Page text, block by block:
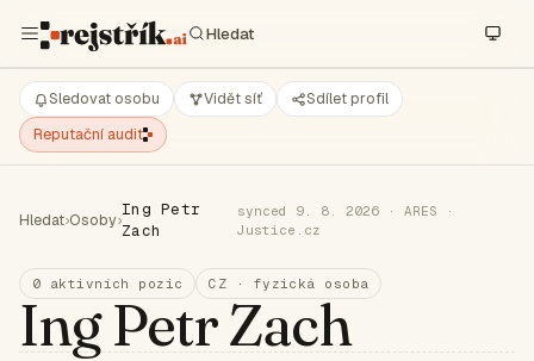
Sledovat osobu Vidět síť
Sdílet profil
Reputační audit
Hledat›Osoby›
Ing Petr
Zach
synced 9. 8. 2026 · ARES ·
Justice.cz
0 aktivních pozic CZ · fyzická osoba
Ing Petr Zach